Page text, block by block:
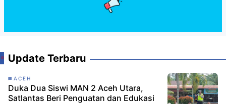
Update Terbaru
ACEH
Duka Dua Siswi MAN 2 Aceh Utara,
Satlantas Beri Penguatan dan Edukasi